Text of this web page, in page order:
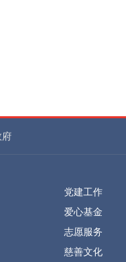
府
党建工作
爱心基金
志愿服务
慈善文化